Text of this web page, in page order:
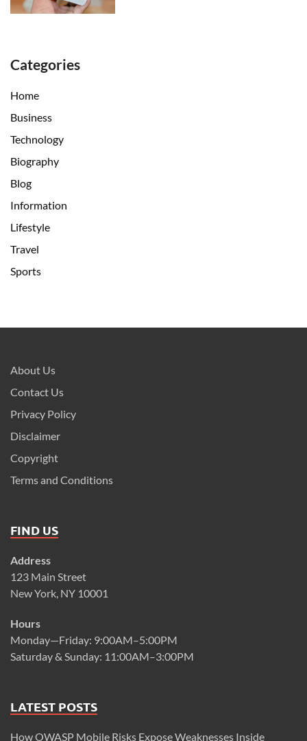
Categories
Home
Business
Technology
Biography
Blog
Information
Lifestyle
Travel
Sports
About Us
Contact Us
Privacy Policy
Disclaimer
Copyright
Terms and Conditions
FIND US
Address
123 Main Street
New York, NY 10001
Hours
Monday—Friday: 9:00AM–5:00PM
Saturday & Sunday: 11:00AM–3:00PM
LATEST POSTS
How OWASP Mobile Risks Expose Weaknesses Inside